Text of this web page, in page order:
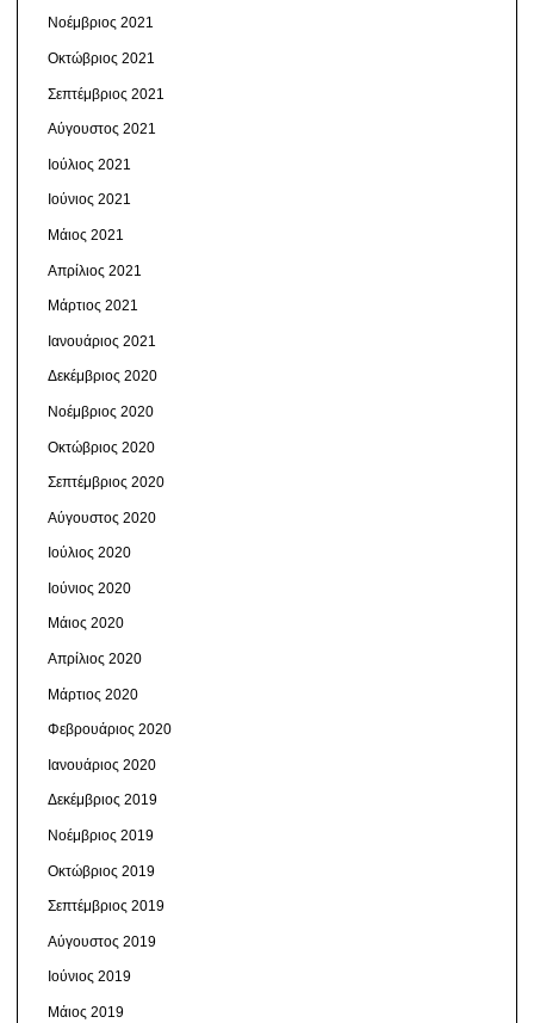
Νοέμβριος 2021
Οκτώβριος 2021
Σεπτέμβριος 2021
Αύγουστος 2021
Ιούλιος 2021
Ιούνιος 2021
Μάιος 2021
Απρίλιος 2021
Μάρτιος 2021
Ιανουάριος 2021
Δεκέμβριος 2020
Νοέμβριος 2020
Οκτώβριος 2020
Σεπτέμβριος 2020
Αύγουστος 2020
Ιούλιος 2020
Ιούνιος 2020
Μάιος 2020
Απρίλιος 2020
Μάρτιος 2020
Φεβρουάριος 2020
Ιανουάριος 2020
Δεκέμβριος 2019
Νοέμβριος 2019
Οκτώβριος 2019
Σεπτέμβριος 2019
Αύγουστος 2019
Ιούνιος 2019
Μάιος 2019